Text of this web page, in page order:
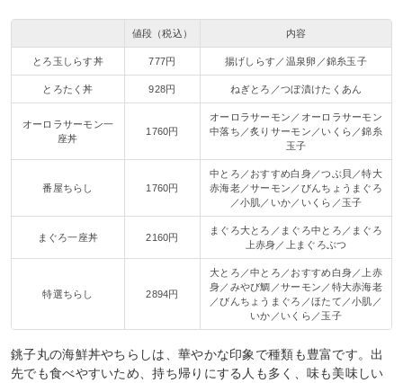
値段（税込） 内容
とろ玉しらす丼 777円 揚げしらす／温泉卵／錦糸玉子
とろたく丼 928円 ねぎとろ／つぼ漬けたくあん
オーロラサーモン一
座丼
1760円
オーロラサーモン／オーロラサーモン
中落ち／炙りサーモン／いくら／錦糸
玉子
番屋ちらし 1760円
中とろ／おすすめ白身／つぶ貝／特大
赤海老／サーモン／びんちょうまぐろ
／小肌／いか／いくら／玉子
まぐろ一座丼 2160円
まぐろ大とろ／まぐろ中とろ／まぐろ
上赤身／上まぐろぶつ
特選ちらし 2894円
大とろ／中とろ／おすすめ白身／上赤
身／みやび鯛／サーモン／特大赤海老
／びんちょうまぐろ／ほたて／小肌／
いか／いくら／玉子
銚子丸の海鮮丼やちらしは、華やかな印象で種類も豊富です。出
先でも食べやすいため、持ち帰りにする人も多く、味も美味しい